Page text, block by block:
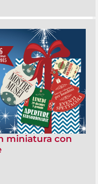
miniatura con